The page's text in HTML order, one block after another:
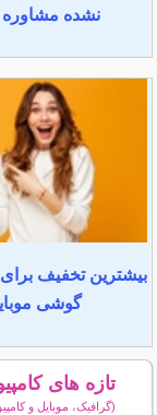
نشده مشاوره
بیشترین تخفیف برای
گوشی
تازه های
(گرافیک، موبایل و